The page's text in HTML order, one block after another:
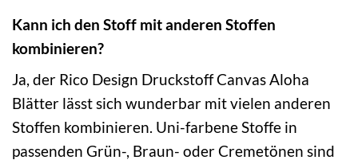
Kann ich den Stoff mit anderen Stoffen
kombinieren?
Ja, der Rico Design Druckstoff Canvas Aloha
Blätter lässt sich wunderbar mit vielen anderen
Stoffen kombinieren. Uni-farbene Stoffe in
passenden Grün-, Braun- oder Cremetönen sind